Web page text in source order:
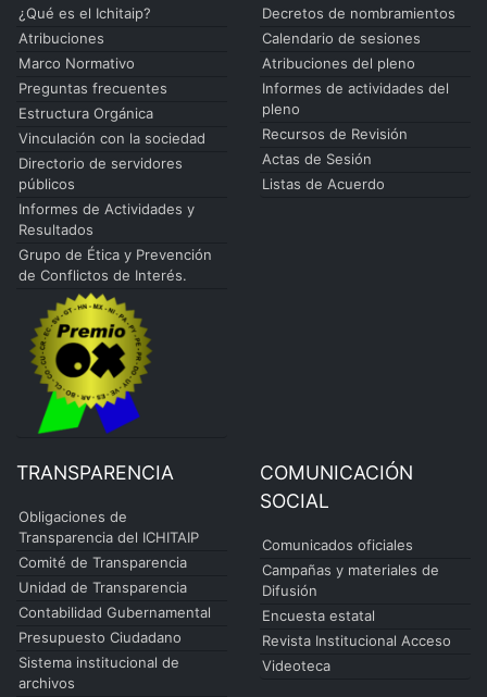
¿Qué es el Ichitaip?
Atribuciones
Marco Normativo
Preguntas frecuentes
Estructura Orgánica
Vinculación con la sociedad
Directorio de servidores
públicos
Informes de Actividades y
Resultados
Grupo de Ética y Prevención
de Conflictos de Interés.
Decretos de nombramientos
Calendario de sesiones
Atribuciones del pleno
Informes de actividades del
pleno
Recursos de Revisión
Actas de Sesión
Listas de Acuerdo
TRANSPARENCIA
Obligaciones de
Transparencia del ICHITAIP
Comité de Transparencia
Unidad de Transparencia
Contabilidad Gubernamental
Presupuesto Ciudadano
Sistema institucional de
archivos
COMUNICACIÓN
SOCIAL
Comunicados oficiales
Campañas y materiales de
Difusión
Encuesta estatal
Revista Institucional Acceso
Videoteca